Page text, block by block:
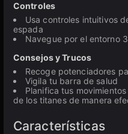
Controles
Usa controles intuitivos
espada
Navegue por el entorno
Consejos y Trucos
Recoge potenciadores
Vigila tu barra de salud
Planifica tus
de los titanes de manera
Características